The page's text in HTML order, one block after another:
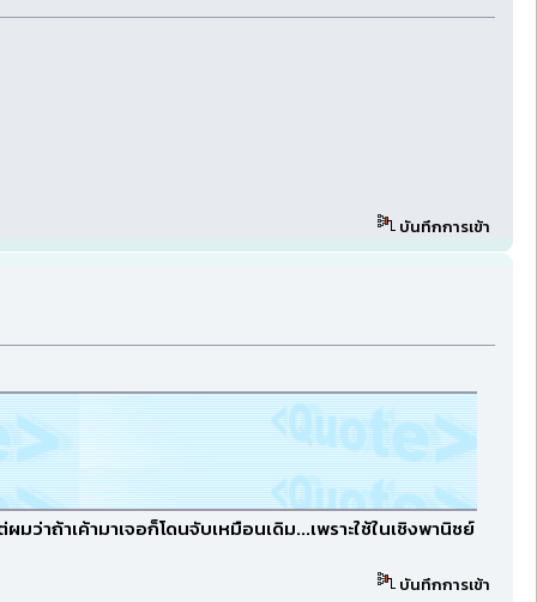
บันทึกการเข้า
ว่าถ้าเค้ามาเจอก็โดนจับเหมือนเดิม...เพราะใช้ในเชิงพานิชย์
บันทึกการเข้า